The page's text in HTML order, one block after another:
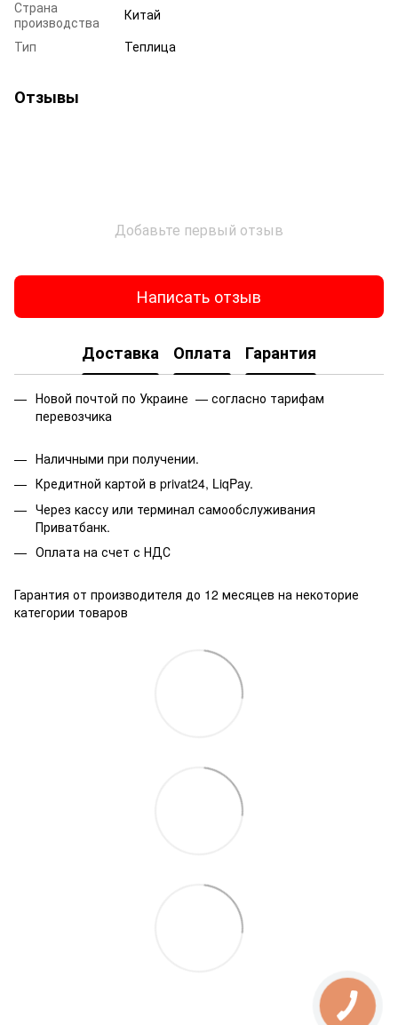
Страна
производства
Китай
Тип
Теплица
Отзывы
Добавьте первый отзыв
Написать отзыв
Доставка Оплата Гарантия
Новой почтой по Украине — согласно тарифам
перевозчика
Наличными при получении.
Кредитной картой в privat24, LiqPay.
Через кассу или терминал самообслуживания
Приватбанк.
Оплата на счет с НДС
Гарантия от производителя до 12 месяцев на некоторие
категории товаров